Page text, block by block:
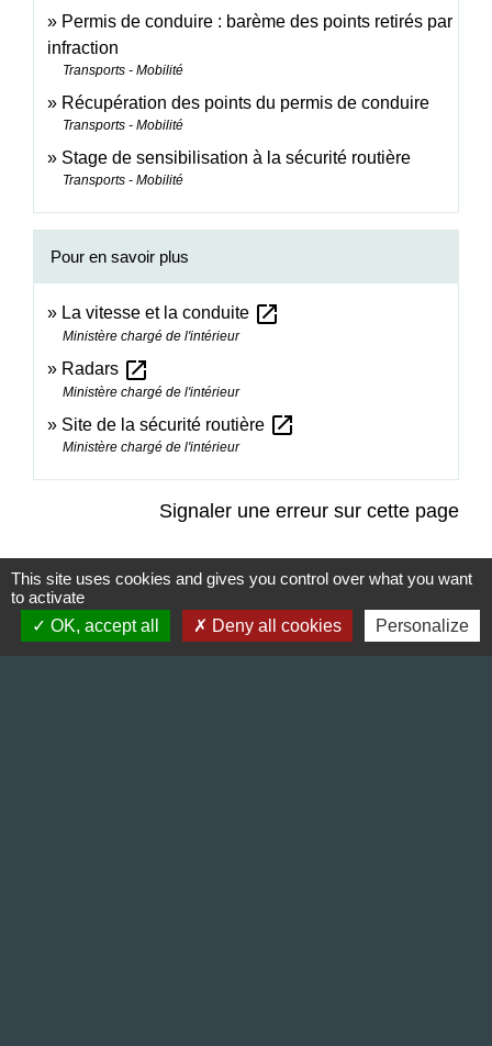
Permis de conduire : barème des points retirés par
infraction
Transports - Mobilité
Récupération des points du permis de conduire
Transports - Mobilité
Stage de sensibilisation à la sécurité routière
Transports - Mobilité
Pour en savoir plus
La vitesse et la conduite open_in_new
Ministère chargé de l'intérieur
Radars open_in_new
Ministère chargé de l'intérieur
Site de la sécurité routière open_in_new
Ministère chargé de l'intérieur
Signaler une erreur sur cette page
This site uses cookies and gives you control over what you want
to activate
OK, accept all
Deny all cookies Personalize